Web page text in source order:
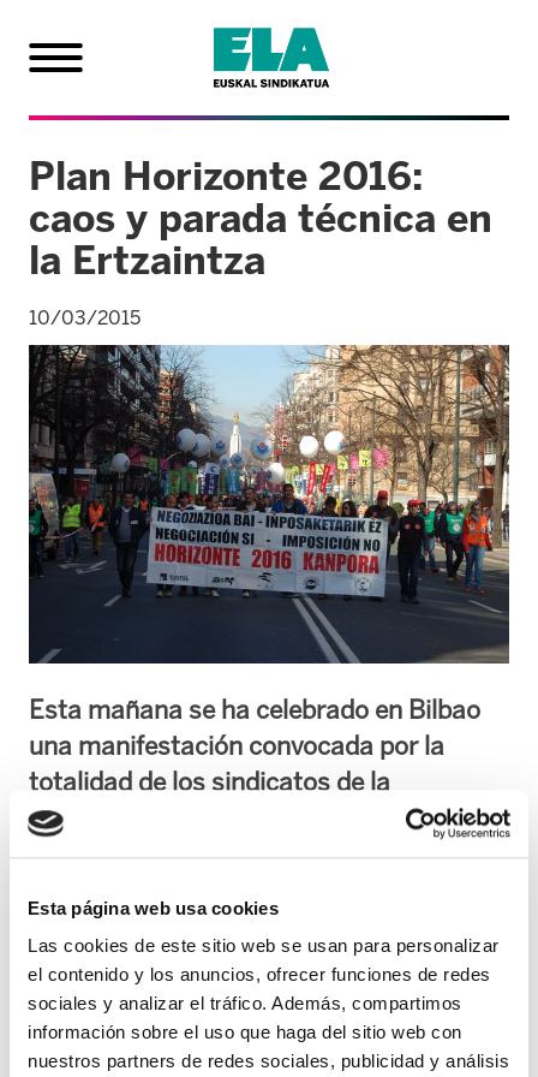
Esta página web usa cookies
Las cookies de este sitio web se usan para personalizar
el contenido y los anuncios, ofrecer funciones de redes
sociales y analizar el tráfico. Además, compartimos
información sobre el uso que haga del sitio web con
nuestros partners de redes sociales, publicidad y análisis
Plan Horizonte 2016:
caos y parada técnica en
la Ertzaintza
10/03/2015
Esta mañana se ha celebrado en Bilbao
una manifestación convocada por la
totalidad de los sindicatos de la
Ertzaintza en protesta por la aplicación
del "Plan Horizonte 2016". A juicio de ELA,
la Ertzaintza a un caos organizativo que
trae consigo una parálisis y desconcierto
total entre los Ertzainas y un muy
deficiente servicio a la ciudadanía.